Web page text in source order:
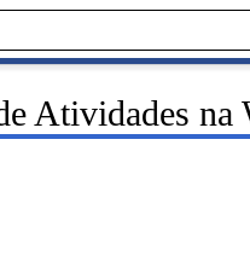
Atividades na